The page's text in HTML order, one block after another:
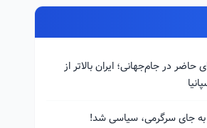
در جام‌جهانی؛ ایران بالاتر از
جای سرگرمی، سیاسی شد!